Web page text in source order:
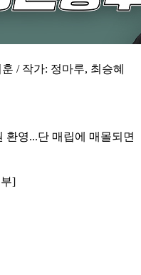
/ 작가: 정마루, 최승혜
영...단 매립에 매몰되면
]